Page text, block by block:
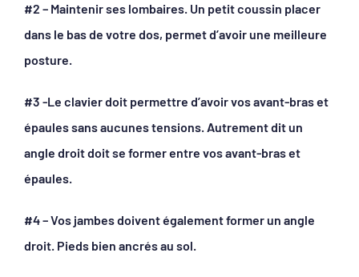
#2 – Maintenir ses lombaires. Un petit coussin placer
dans le bas de votre dos, permet d’avoir une meilleure
posture.
#3 -Le clavier doit permettre d’avoir vos avant-bras et
épaules sans aucunes tensions. Autrement dit un
angle droit doit se former entre vos avant-bras et
épaules.
#4 – Vos jambes doivent également former un angle
droit. Pieds bien ancrés au sol.